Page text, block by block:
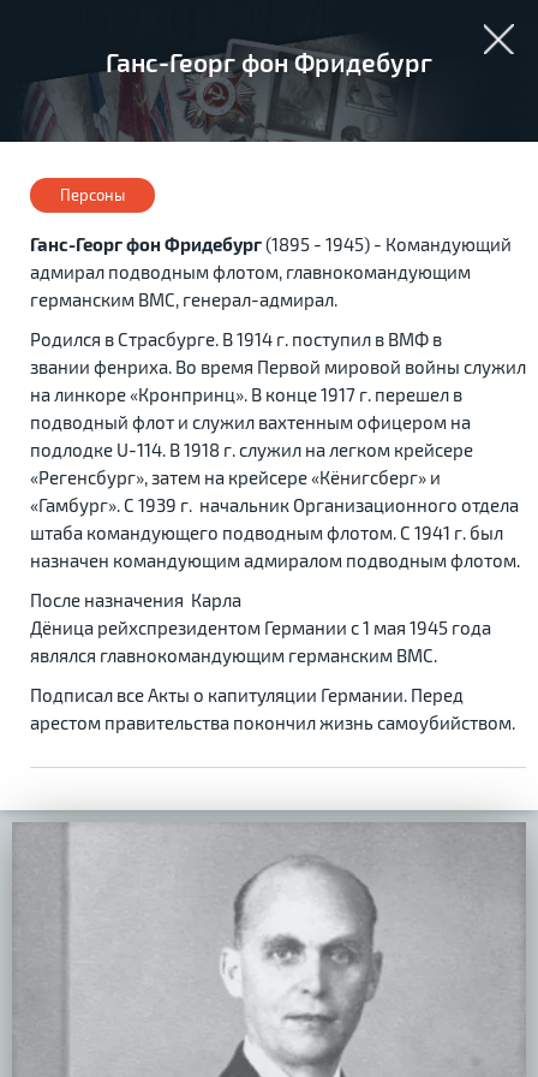
Ганс-Георг фон Фридебург
Персоны
Ганс-Георг фон Фридебург(1895 - 1945) - Командующий
адмирал подводным флотом, главнокомандующим
германским ВМС, генерал-адмирал.
Родился в Страсбурге. В 1914 г. поступил в ВМФ в
звании фенриха. Во время Первой мировой войны служил
на линкоре «Кронпринц». В конце 1917 г. перешел в
подводный флот и служил вахтенным офицером на
подлодке U-114. В 1918 г. служил на легком крейсере
«Регенсбург», затем на крейсере «Кёнигсберг» и
«Гамбург». С 1939 г. начальник Организационного отдела
штаба командующего подводным флотом. С 1941 г. был
назначен командующим адмиралом подводным флотом.
После назначения Карла
Дёница рейхспрезидентом Германии с 1 мая 1945 года
являлся главнокомандующим германским ВМС.
Подписал все Акты о капитуляции Германии. Перед
арестом правительства покончил жизнь самоубийством.